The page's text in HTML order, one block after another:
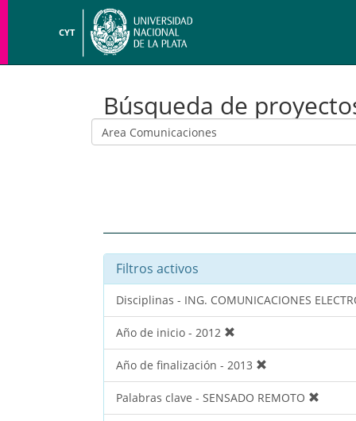
CYT
Búsqueda de
Filtros activos
Disciplinas - ING. COMUNICACIONES
Año de inicio - 2012
Año de finalización - 2013
Palabras clave - SENSADO REMOTO